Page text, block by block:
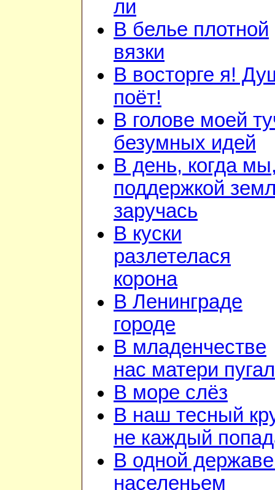
ли
В белье плотной
вязки
В восторге я!
поёт!
В голове моей
безумных идей
В день, когда
поддержкой
заручась
В куски
разлетелася
корона
В Ленинграде
городе
В младенчестве
нас матери
В море слёз
В наш тесный
не каждый
В одной
населеньем